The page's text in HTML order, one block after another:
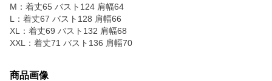
M：着丈65 バスト124 肩幅64
L：着丈67 バスト128 肩幅66
XL：着丈69 バスト132 肩幅68
XXL：着丈71 バスト136 肩幅70
商品画像